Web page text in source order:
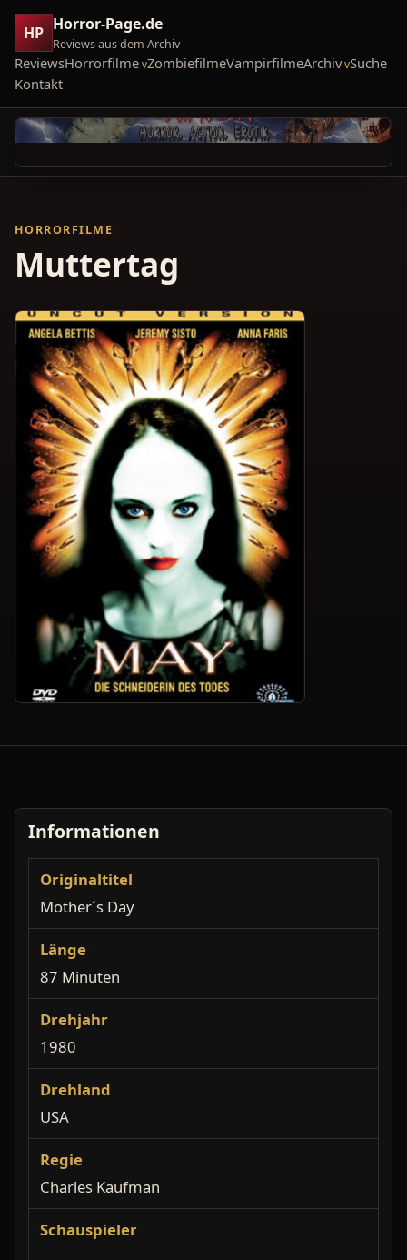
HP Horror-Page.de
Reviews aus dem Archiv
ReviewsHorrorfilme ZombiefilmeVampirfilmeArchiv Suche
Kontakt
HORRORFILME
Muttertag
Informationen
Originaltitel
Mother´s Day
Länge
87 Minuten
Drehjahr
1980
Drehland
USA
Regie
Charles Kaufman
Schauspieler